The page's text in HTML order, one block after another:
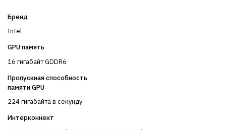
Бренд
Intel
GPU память
16 гигабайт GDDR6
Пропускная способность
памяти GPU
224 гигабайта в секунду
Интерконнект